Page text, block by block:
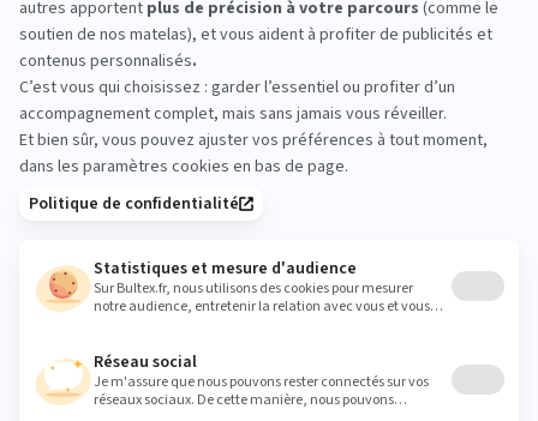
L’ensemblematelas 5
Set
et sommier
Set pour une expérience de sommeil complète.
DÉCOUVRIR